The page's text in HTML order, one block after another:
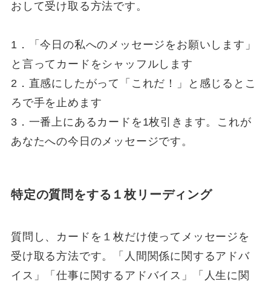
おして受け取る方法です。
1．「今日の私へのメッセージをお願いします」
と言ってカードをシャッフルします
2．直感にしたがって「これだ！」と感じるとこ
ろで手を止めます
3．一番上にあるカードを1枚引きます。これが
あなたへの今日のメッセージです。
特定の質問をする１枚リーディング
質問し、カードを１枚だけ使ってメッセージを
受け取る方法です。「人間関係に関するアドバ
イス」「仕事に関するアドバイス」「人生に関